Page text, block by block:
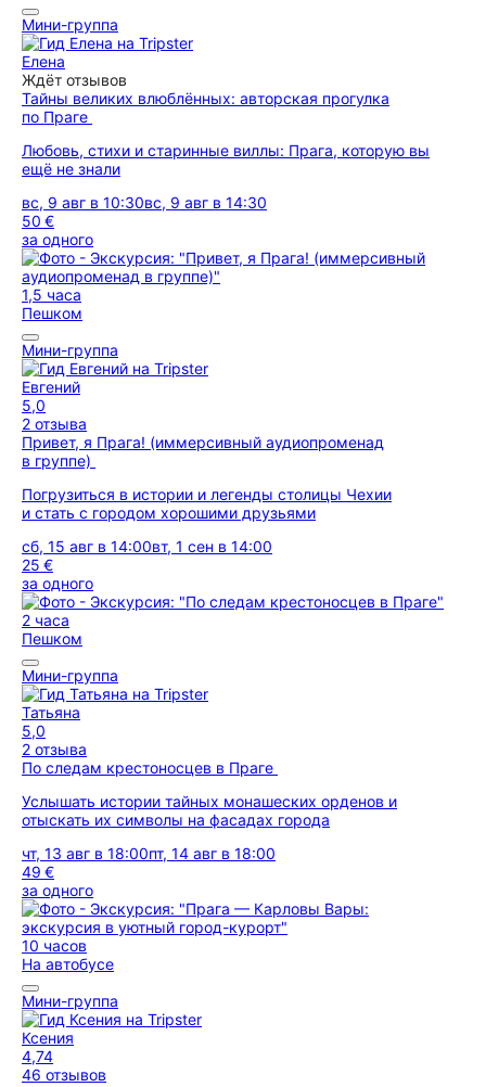
Мини-группа
Елена
Ждёт отзывов
Тайны великих влюблённых: авторская прогулка
по Праге
Любовь, стихи и старинные виллы: Прага, которую вы
ещё не знали
вс, 9 авг в 10:30вс, 9 авг в 14:30
50 €
за одного
1,5 часа
Пешком
Мини-группа
Евгений
5,0
2 отзыва
Привет, я Прага! (иммерсивный аудиопроменад
в группе)
Погрузиться в истории и легенды столицы Чехии
и стать с городом хорошими друзьями
сб, 15 авг в 14:00вт, 1 сен в 14:00
25 €
за одного
2 часа
Пешком
Мини-группа
Татьяна
5,0
2 отзыва
По следам крестоносцев в Праге
Услышать истории тайных монашеских орденов и
отыскать их символы на фасадах города
чт, 13 авг в 18:00пт, 14 авг в 18:00
49 €
за одного
10 часов
На автобусе
Мини-группа
Ксения
4,74
46 отзывов